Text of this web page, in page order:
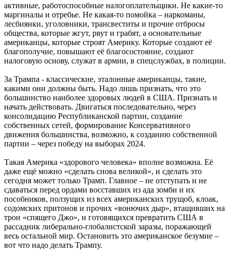
активные, работоспособные налогоплательщики. Не какие-то
маргиналы и отребье. Не какая-то помойка – наркоманы,
лесбиянки, уголовники, трансвеститы и прочие отбросы
общества, которые жгут, рвут и грабят, а основательные
американцы, которые строят Америку. Которые создают её
благополучие, повышают её благосостояние, создают
налоговую основу, служат в армии, в спецслужбах, в полиции.
За Трампа - классические, эталонные американцы, такие,
какими они должны быть. Надо лишь признать, что это
большинство наиболее здоровых людей в США. Признать и
начать действовать. Двигаться последовательно, через
консолидацию Республиканской партии, создание
собственных сетей, формирование Консервативного
движения большинства, возможно, к созданию собственной
партии – через победу на выборах 2024.
Такая Америка «здорового человека» вполне возможна. Её
даже ещё можно «сделать снова великой», и сделать это
сегодня может только Трамп. Главное – не отступать и не
сдаваться перед ордами восставших из ада зомби и их
пособников, ползущих из всех американских трущоб, клоак,
содомских притонов и прочих «вонючих дыр», втащивших на
трон «спящего Джо», и готовящихся превратить США в
рассадник либерально-глобалистской заразы, поражающей
весь остальной мир. Остановить это американское безумие –
вот что надо делать Трампу.